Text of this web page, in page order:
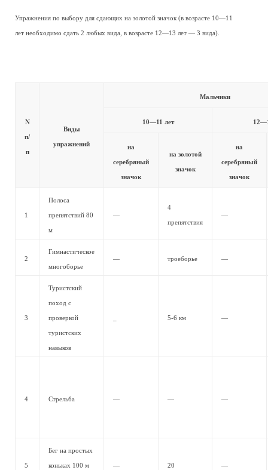
Упражнения по выбору для сдающих на золотой значок (в возрасте 10—11
лет необходимо сдать 2 любых вида, в возрасте 12—13 лет — 3 вида).
N
п/
п
Виды
упражнений
Мальчики
10—11 лет
на
серебряный
значок
на золотой
значок
на
серебряный
значок
1
Полоса
препятствий 80
м
—
4
препятствия
—
2
Гимнастическое
многоборье
— троеборье —
3
Туристский
поход с
проверкой
туристских
навыков
5-6 км —
4 Стрельба — — —
5
Бег на простых
коньках 100 м — 20 —